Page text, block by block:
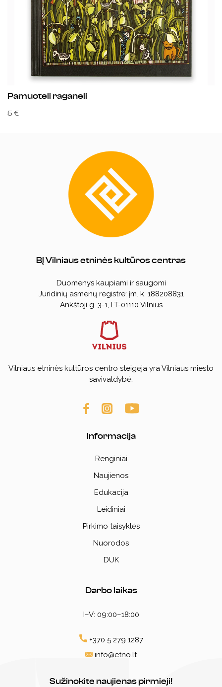
Pamuoteli raganeli
5 €
BĮ Vilniaus etninės kultūros centras
Duomenys kaupiami ir saugomi
Juridinių asmenų registre: įm. k. 188208831
Ankštoji g. 3-1, LT-01110 Vilnius
Vilniaus etninės kultūros centro steigėja yra Vilniaus miesto
savivaldybė.
Informacija
Renginiai
Naujienos
Edukacija
Leidiniai
Pirkimo taisyklės
Nuorodos
DUK
Darbo laikas
I–V: 09:00–18:00
+370 5 279 1287
info@etno.lt
Sužinokite naujienas pirmieji!